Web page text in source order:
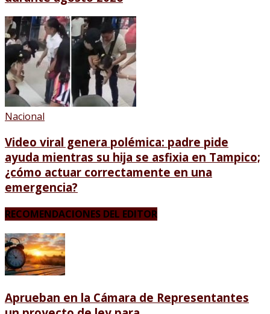
Nacional
Video viral genera polémica: padre pide
ayuda mientras su hija se asfixia en Tampico;
¿cómo actuar correctamente en una
emergencia?
RECOMENDACIONES DEL EDITOR
Aprueban en la Cámara de Representantes